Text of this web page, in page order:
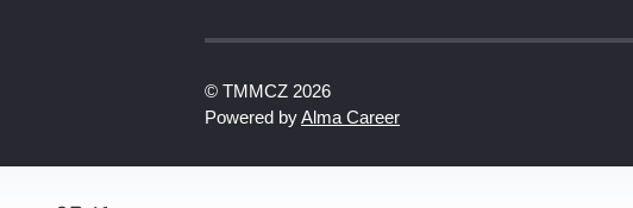
© TMMCZ 2026
Powered byAlma Career